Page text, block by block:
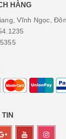
HÀNG
Vĩnh Ngọc,